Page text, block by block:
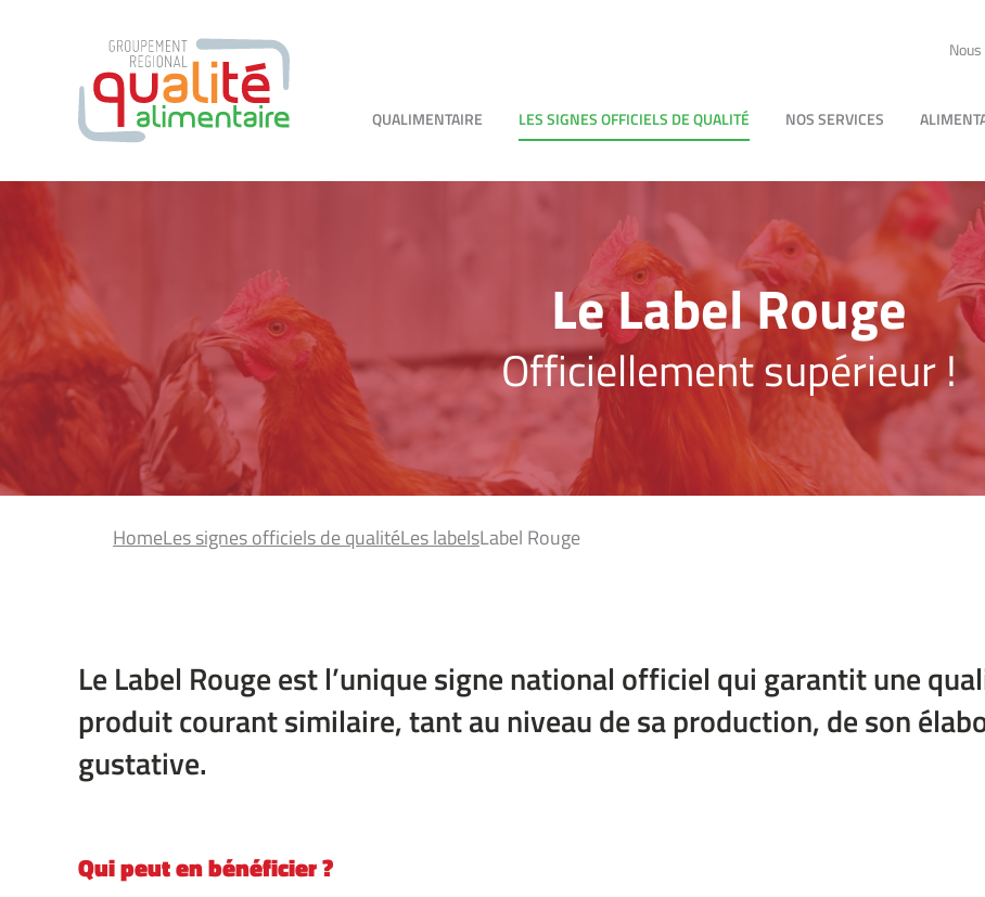
QUALIMENTAIRE LES SIGNES OFFICIELS DE QUALITÉ NOS SERVICES
Le Label Rouge
Officiellement supérieur !
HomeLes signes officiels de qualitéLes labelsLabel Rouge
Le Label Rouge est l’unique signe national officiel qui garantit une
produit courant similaire, tant au niveau de sa production, de son
gustative.
Qui peut en bénéficier ?